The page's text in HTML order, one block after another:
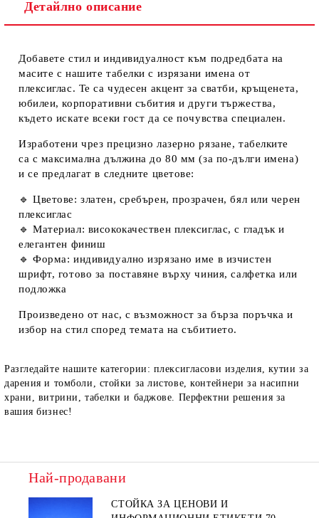
Ние ще се свържем с вас в рамките на работния ден.
Детайлно описание
Добавете стил и индивидуалност към подредбата на
масите с нашите табелки с изрязани имена от
плексиглас. Те са чудесен акцент за сватби, кръщенета,
юбилеи, корпоративни събития и други тържества,
където искате всеки гост да се почувства специален.
Изработени чрез прецизно лазерно рязане, табелките
са с максимална дължина до 80 мм (за по-дълги имена)
и се предлагат в следните цветове:
🔹Цветове: златен, сребърен, прозрачен, бял или черен
плексиглас
🔹Материал: висококачествен плексиглас, с гладък и
елегантен финиш
🔹Форма: индивидуално изрязано име в изчистен
шрифт, готово за поставяне върху чиния, салфетка или
подложка
Произведено от нас, с възможност за бърза поръчка и
избор на стил според темата на събитието.
Разгледайте нашите категории: плексигласови изделия, кутии за
дарения и томболи, стойки за листове, контейнери за насипни
храни, витрини, табелки и баджове. Перфектни решения за
вашия бизнес!
Най-продавани
СТОЙКА ЗА ЦЕНОВИ И